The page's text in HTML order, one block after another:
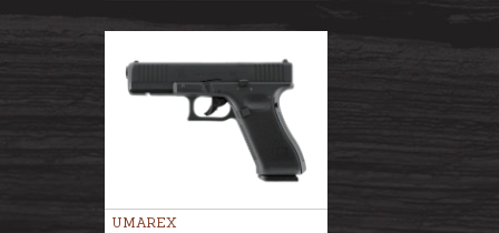
UMAREX